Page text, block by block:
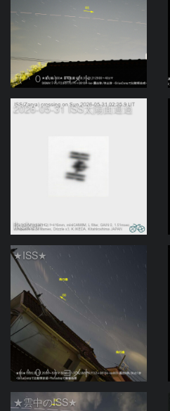
（＾０＾）コメト
2026-05-31 ISS太陽面通過
ikeken
★ISS★
（＾０＾）コメト
★雲中のISS★